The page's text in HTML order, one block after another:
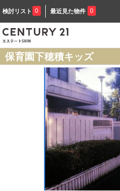
検討リスト 0 最近見た物件 0
保育園下穂積キッズ